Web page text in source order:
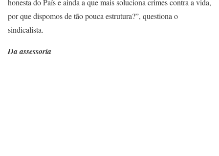
por que dispomos de tão pouca estrutura?”, questiona o
sindicalista.
Da assessoria